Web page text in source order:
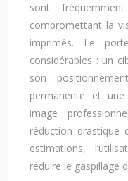
sont
compromettant la
imprimés. Le
considérables : un
son
permanente et
image
réduction drastique
estimations,
réduire le gaspillage